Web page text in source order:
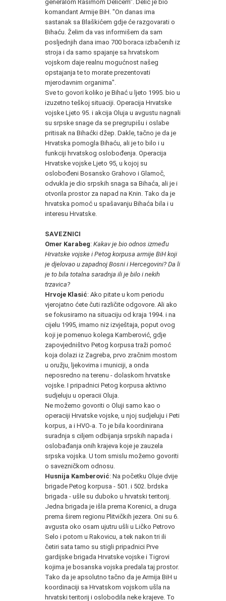
generalom Rasimom Delićem". Delić je bio
komandant Armije BiH. "On danas ima
sastanak sa Blaškićem gdje će razgovarati o
Bihaću. Želim da vas informišem da sam
posljednjih dana imao 700 boraca izbačenih iz
stroja i da samo spajanje sa hrvatskom
vojskom daje realnu mogućnost našeg
opstajanja te to morate prezentovati
mjerodavnim organima".
Sve to govori koliko je Bihać u ljeto 1995. bio u
izuzetno teškoj situaciji. Operacija Hrvatske
vojske Ljeto 95. i akcija Oluja u avgustu nagnali
su srpske snage da se pregrupišu i oslabe
pritisak na Bihaćki džep. Dakle, tačno je da je
Hrvatska pomogla Bihaću, ali je to bilo i u
funkciji hrvatskog oslobođenja. Operacija
Hrvatske vojske Ljeto 95, u kojoj su
oslobođeni Bosansko Grahovo i Glamoč,
odvukla je dio srpskih snaga sa Bihaća, ali je i
otvorila prostor za napad na Knin. Tako da je
hrvatska pomoć u spašavanju Bihaća bila i u
interesu Hrvatske.
SAVEZNICI
Omer Karabeg: Kakav je bio odnos između
Hrvatske vojske i Petog korpusa armije BiH koji
je djelovao u zapadnoj Bosni i Hercegovini? Da li
je to bila totalna saradnja ili je bilo i nekih
trzavica?
Hrvoje Klasić: Ako pitate u kom periodu
vjerojatno ćete čuti različite odgovore. Ali ako
se fokusiramo na situaciju od kraja 1994. i na
cijelu 1995, imamo niz izvještaja, poput ovog
koji je pomenuo kolega Kamberović, gdje
zapovjedništvo Petog korpusa traži pomoć
koja dolazi iz Zagreba, prvo zračnim mostom
u oružju, ljekovima i municiji, a onda
neposredno na terenu - dolaskom hrvatske
vojske. I pripadnici Petog korpusa aktivno
sudjeluju u operacii Oluja.
Ne možemo govoriti o Oluji samo kao o
operaciji Hrvatske vojske, u njoj sudjeluju i Peti
korpus, a i HVO-a. To je bila koordinirana
suradnja s ciljem odbijanja srpskih napada i
oslobađanja onih krajeva koje je zauzela
srpska vojska. U tom smislu možemo govoriti
o savezničkom odnosu.
Husnija Kamberović: Na početku Oluje dvije
brigade Petog korpusa - 501. i 502. brdska
brigada - ušle su duboko u hrvatski teritorij.
Jedna brigada je išla prema Korenici, a druga
prema širem regionu Plitvičkih jezera. Oni su 6.
avgusta oko osam ujutru ušli u Ličko Petrovo
Selo i potom u Rakovicu, a tek nakon tri ili
četiri sata tamo su stigli pripadnici Prve
gardijske brigada Hrvatske vojske i Tigrovi
kojima je bosanska vojska predala taj prostor.
Tako da je apsolutno tačno da je Armija BiH u
koordinaciji sa Hrvatskom vojskom ušla na
hrvatski teritorij i oslobodila neke krajeve. To